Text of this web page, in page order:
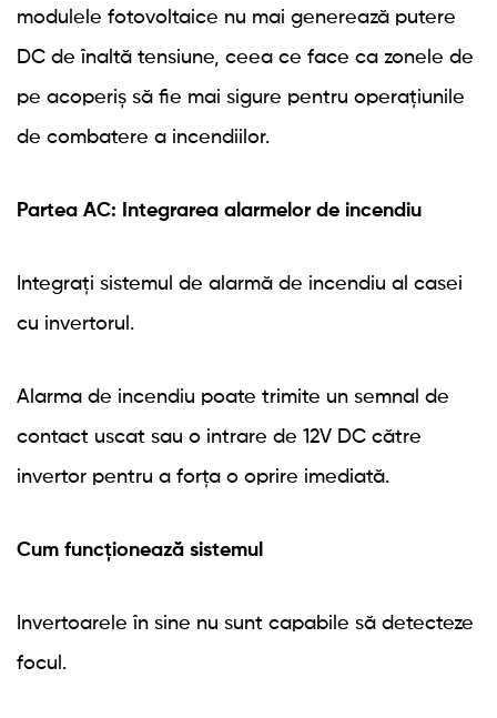
modulele fotovoltaice nu mai generează putere
DC de înaltă tensiune, ceea ce face ca zonele de
pe acoperiș să fie mai sigure pentru operațiunile
de combatere a incendiilor.
Partea AC: Integrarea alarmelor de incendiu
Integrați sistemul de alarmă de incendiu al casei
cu invertorul.
Alarma de incendiu poate trimite un semnal de
contact uscat sau o intrare de 12V DC către
invertor pentru a forța o oprire imediată.
Cum funcționează sistemul
Invertoarele în sine nu sunt capabile să detecteze
focul.